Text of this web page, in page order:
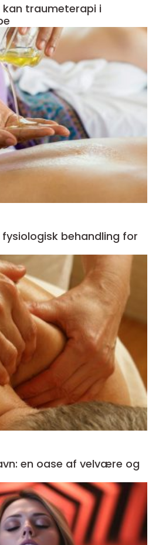
traumeterapi i
behandling for
en oase af velvære og